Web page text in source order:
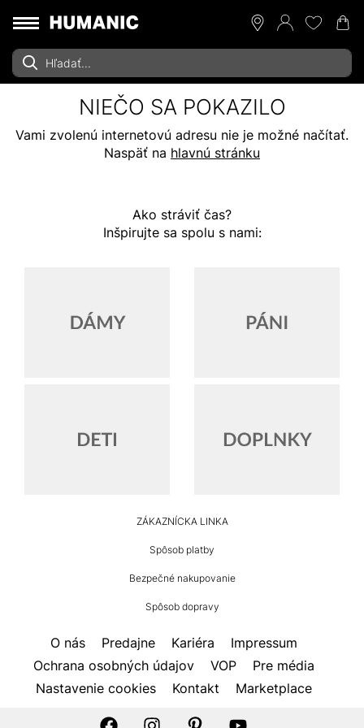
NIEČO SA POKAZILO
Vami zvolenú internetovú adresu nie je možné načítať.
Naspäť na hlavnú stránku
Ako stráviť čas?
Inšpirujte sa spolu s nami:
ZÁKAZNÍCKA LINKA
Spôsob platby
Bezpečné nakupovanie
Spôsob dopravy
O nás Predajne Kariéra
Impressum
Ochrana osobných údajov
VOP
Pre média
Nastavenie cookies
Kontakt Marketplace